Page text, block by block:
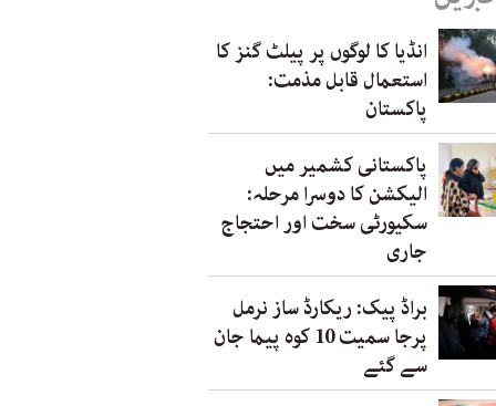
انڈیا کا لوگوں پر پیلٹ گنز کا
استعمال قابل مذمت:
پاکستان
پاکستانی کشمیر میں
الیکشن کا دوسرا مرحلہ:
سکیورٹی سخت اور احتجاج
جاری
براڈ پیک: ریکارڈ ساز نرمل
پرجا سمیت 10 کوہ پیما جان
سے گئے